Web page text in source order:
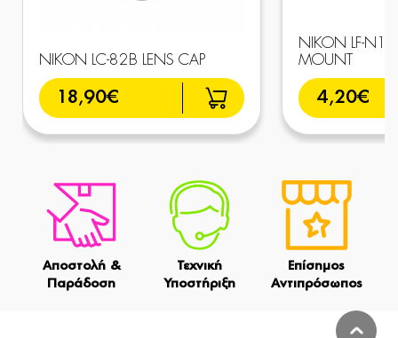
NIKON LC-82B LENS CAP
18,90€
NIKON LF-N1
MOUNT
4,20€
Αποστολή &
Παράδοση
Τεχνική
Υποστήριξη
Επίσημος
Αντιπρόσωπος